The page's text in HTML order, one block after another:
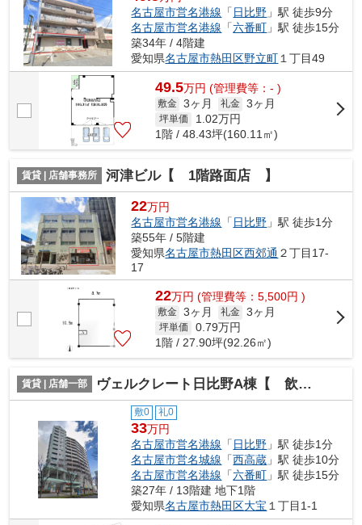
名古屋市営名港線 「 日比野 」駅 徒歩9分
名古屋市営名港線 「六番町 」駅 徒歩15分
築34年 / 4階建
愛知県名古屋市熱田区野立町 １丁目49
49.5万円 (管理費等：- )
敷金 3ヶ月 礼金 3ヶ月
坪単価 1.02万円
1階 / 48.43坪(160.11㎡)
賃貸 | 店舗事務所 河津ビル【 1階路面店 】
22万円
名古屋市営名港線 「 日比野 」駅 徒歩1分
築55年 / 5階建
愛知県名古屋市熱田区西郊通 ２丁目17-
17
22万円 (管理費等：5,500円 )
敷金 3ヶ月 礼金 3ヶ月
坪単価 0.79万円
1階 / 27.90坪(92.26㎡)
賃貸 | 店舗一部 ヴェルクレート日比野A棟【 飲食系おすすめ 】
敷0 礼0
33万円
名古屋市営名港線 「 日比野 」駅 徒歩1分
名古屋市営名城線 「西高蔵 」駅 徒歩10分
名古屋市営名港線 「六番町 」駅 徒歩15分
築27年 / 13階建 地下1階
愛知県名古屋市熱田区大宝 １丁目1-1